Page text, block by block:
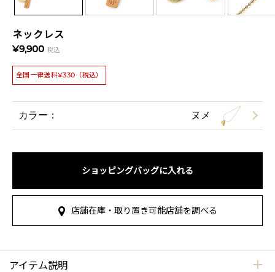
ネックレス
¥9,900 税込
全国一律送料¥330（税込）
カラー： ヌメ
ショッピングバッグに入れる
店舗在庫・取り置き可能店舗を調べる
アイテム説明